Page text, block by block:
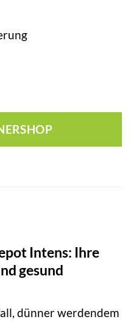
Intens: Ihre
gesund
dünner werdendem